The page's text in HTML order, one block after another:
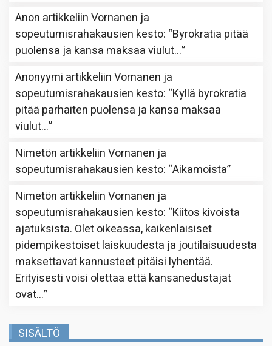
Anon artikkeliinVornanen ja
sopeutumisrahakausien kesto: “Byrokratia pitää
puolensa ja kansa maksaa viulut…”
Anonyymi artikkeliinVornanen ja
sopeutumisrahakausien kesto: “Kyllä byrokratia
pitää parhaiten puolensa ja kansa maksaa
viulut…”
Nimetön artikkeliinVornanen ja
sopeutumisrahakausien kesto: “Aikamoista”
Nimetön artikkeliinVornanen ja
sopeutumisrahakausien kesto: “Kiitos kivoista
ajatuksista. Olet oikeassa, kaikenlaisiset
pidempikestoiset laiskuudesta ja joutilaisuudesta
maksettavat kannusteet pitäisi lyhentää.
Erityisesti voisi olettaa että kansanedustajat
ovat…”
SISÄLTÖ